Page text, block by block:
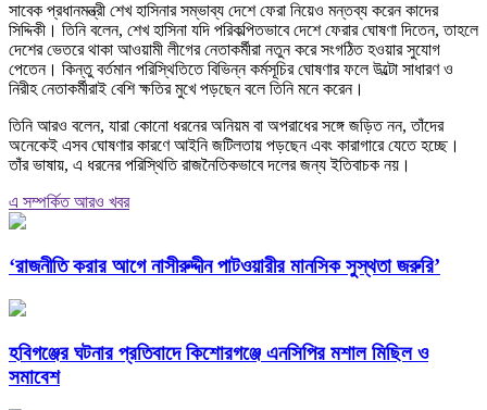
সাবেক প্রধানমন্ত্রী শেখ হাসিনার সম্ভাব্য দেশে ফেরা নিয়েও মন্তব্য করেন কাদের
সিদ্দিকী। তিনি বলেন, শেখ হাসিনা যদি পরিকল্পিতভাবে দেশে ফেরার ঘোষণা দিতেন, তাহলে
দেশের ভেতরে থাকা আওয়ামী লীগের নেতাকর্মীরা নতুন করে সংগঠিত হওয়ার সুযোগ
পেতেন। কিন্তু বর্তমান পরিস্থিতিতে বিভিন্ন কর্মসূচির ঘোষণার ফলে উল্টো সাধারণ ও
নিরীহ নেতাকর্মীরাই বেশি ক্ষতির মুখে পড়ছেন বলে তিনি মনে করেন।
তিনি আরও বলেন, যারা কোনো ধরনের অনিয়ম বা অপরাধের সঙ্গে জড়িত নন, তাঁদের
অনেকেই এসব ঘোষণার কারণে আইনি জটিলতায় পড়ছেন এবং কারাগারে যেতে হচ্ছে।
তাঁর ভাষায়, এ ধরনের পরিস্থিতি রাজনৈতিকভাবে দলের জন্য ইতিবাচক নয়।
এ সম্পর্কিত আরও খবর
‘রাজনীতি করার আগে নাসীরুদ্দীন পাটওয়ারীর মানসিক সুস্থতা জরুরি’
হবিগঞ্জের ঘটনার প্রতিবাদে কিশোরগঞ্জে এনসিপির মশাল মিছিল ও
সমাবেশ